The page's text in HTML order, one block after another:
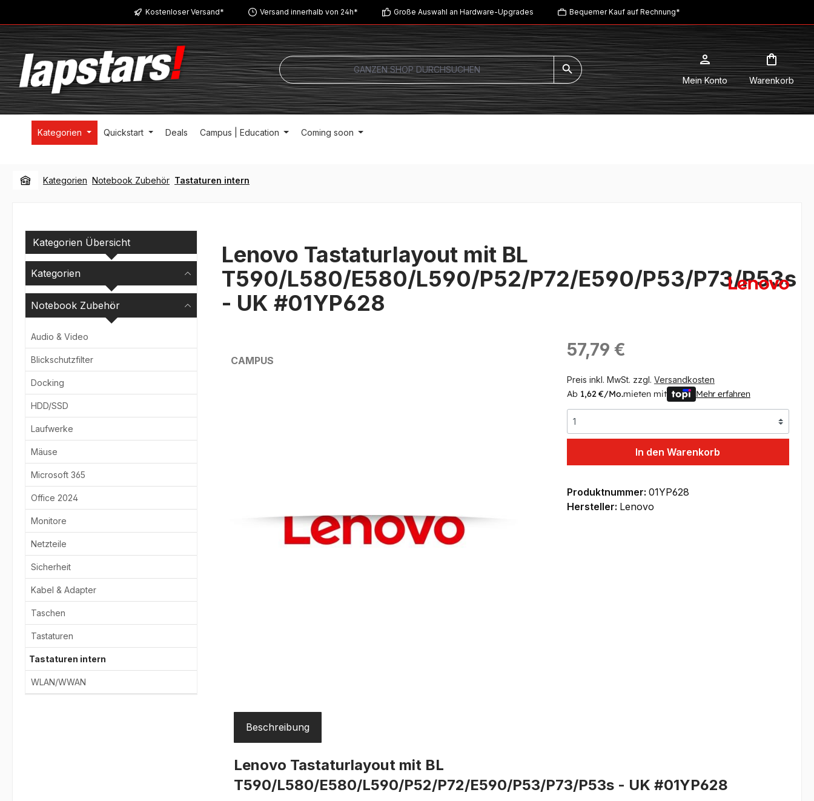
Zur Hauptnavigation springenKostenloser Versand* Versand innerhalb von 24h* Große Auswahl an Hardware-Upgrades Bequemer Kauf auf Rechnung*
Mein Konto Warenkorb
Kategorien Quickstart Deals Campus | Education Coming soon
Kategorien Notebook Zubehör Tastaturen intern
Kategorien Übersicht
Kategorien
Notebook Zubehör
Audio & Video
Blickschutzfilter
Docking
HDD/SSD
Laufwerke
Mäuse
Microsoft 365
Office 2024
Monitore
Netzteile
Sicherheit
Kabel & Adapter
Taschen
Tastaturen
Tastaturen intern
WLAN/WWAN
Lenovo Tastaturlayout mit BL
T590/L580/E580/L590/P52/P72/E590/P53/P73/P53s
- UK #01YP628
CAMPUS
Regulärer Preis:
57,79 €
Preis inkl. MwSt. zzgl. Versandkosten
Ab 1,62 €/Mo.mieten mit Mehr erfahren
In den Warenkorb
Produktnummer: 01YP628
Hersteller: Lenovo
Beschreibung
Lenovo Tastaturlayout mit BL
T590/L580/E580/L590/P52/P72/E590/P53/P73/P53s - UK #01YP628